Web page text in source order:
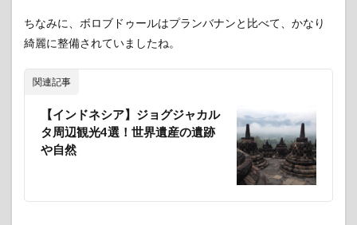
遺産
5.1
リピ
バロ
ック
様式
の教
ベト
ちなみに、ボロブドゥールはプランバナンと比べて、かなり
綺麗に整備されていましたね。
関連記事
【インドネシア】ジョグジャカル
タ周辺観光4選！世界遺産の遺跡
や自然